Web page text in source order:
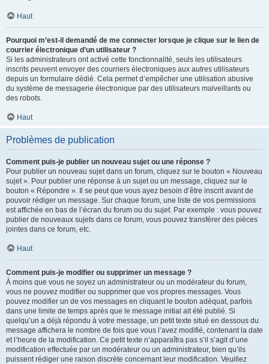
Haut
Pourquoi m’est-il demandé de me connecter lorsque je clique sur le lien de
courrier électronique d’un utilisateur ?
Si les administrateurs ont activé cette fonctionnalité, seuls les utilisateurs
inscrits peuvent envoyer des courriers électroniques aux autres utilisateurs
depuis un formulaire dédié. Cela permet d’empêcher une utilisation abusive
du système de messagerie électronique par des utilisateurs malveillants ou
des robots.
Haut
Problèmes de publication
Comment puis-je publier un nouveau sujet ou une réponse ?
Pour publier un nouveau sujet dans un forum, cliquez sur le bouton « Nouveau
sujet ». Pour publier une réponse à un sujet ou un message, cliquez sur le
bouton « Répondre ». Il se peut que vous ayez besoin d’être inscrit avant de
pouvoir rédiger un message. Sur chaque forum, une liste de vos permissions
est affichée en bas de l’écran du forum ou du sujet. Par exemple : vous pouvez
publier de nouveaux sujets dans ce forum, vous pouvez transférer des pièces
jointes dans ce forum, etc.
Haut
Comment puis-je modifier ou supprimer un message ?
À moins que vous ne soyez un administrateur ou un modérateur du forum,
vous ne pouvez modifier ou supprimer que vos propres messages. Vous
pouvez modifier un de vos messages en cliquant le bouton adéquat, parfois
dans une limite de temps après que le message initial ait été publié. Si
quelqu’un a déjà répondu à votre message, un petit texte situé en dessous du
message affichera le nombre de fois que vous l’avez modifié, contenant la date
et l’heure de la modification. Ce petit texte n’apparaîtra pas s’il s’agit d’une
modification effectuée par un modérateur ou un administrateur, bien qu’ils
puissent rédiger une raison discrète concernant leur modification. Veuillez